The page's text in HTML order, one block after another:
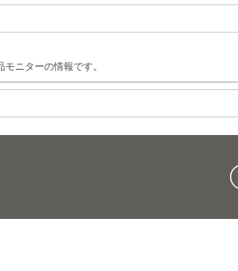
ニターの情報です。